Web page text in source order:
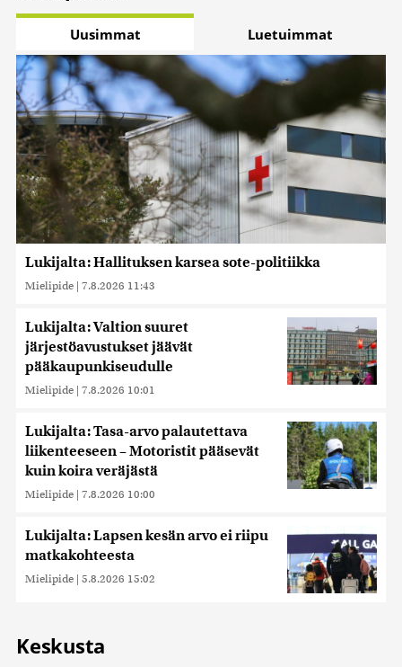
Uusimmat Luetuimmat
Lukijalta: Hallituksen karsea sote-politiikka
Mielipide | 7.8.2026 11:43
Lukijalta: Valtion suuret
järjestöavustukset jäävät
pääkaupunkiseudulle
Mielipide | 7.8.2026 10:01
Lukijalta: Tasa-arvo palautettava
liikenteeseen – Motoristit pääsevät
kuin koira veräjästä
Mielipide | 7.8.2026 10:00
Lukijalta: Lapsen kesän arvo ei riipu
matkakohteesta
Mielipide | 5.8.2026 15:02
Keskusta